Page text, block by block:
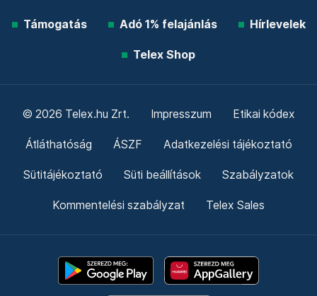
Támogatás Adó 1% felajánlás Hírlevelek
Telex Shop
© 2026 Telex.hu Zrt. Impresszum Etikai kódex
Átláthatóság ÁSZF Adatkezelési tájékoztató
Sütitájékoztató Süti beállítások Szabályzatok
Kommentelési szabályzat Telex Sales